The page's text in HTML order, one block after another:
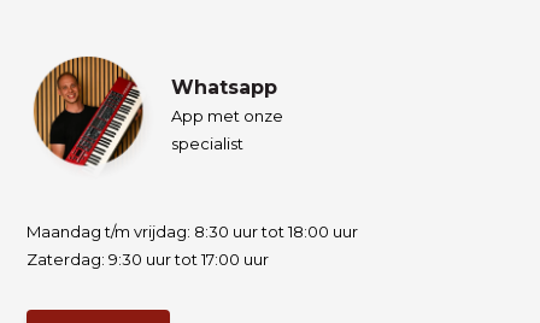
Whatsapp
App met onze
specialist
Maandag t/m vrijdag: 8:30 uur tot 18:00 uur
Zaterdag: 9:30 uur tot 17:00 uur